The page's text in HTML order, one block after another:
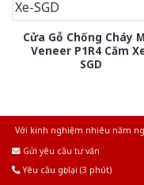
Cửa Gỗ Chống Cháy
Veneer P1R4 Căm
SGD
Với kinh nghiệm nhiêu năm
Gửi yêu cầu tư vấn
Yêu cầu gọi lại (3 phút)